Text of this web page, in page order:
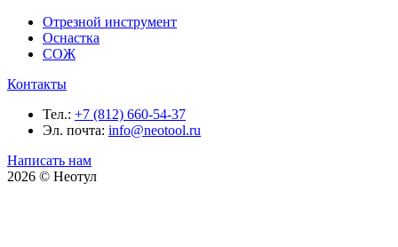
Отрезной инструмент
Оснастка
СОЖ
Контакты
Тел.: +7 (812) 660-54-37
Эл. почта: info@neotool.ru
Написать нам
2026 © Неотул